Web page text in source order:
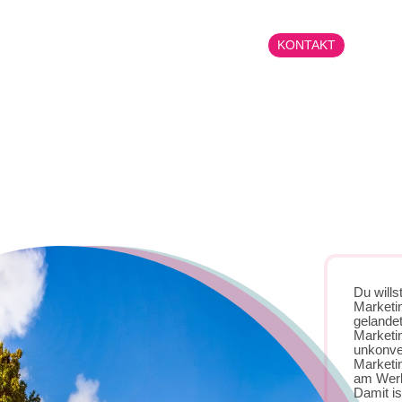
KONTAKT
Du
am
Damit